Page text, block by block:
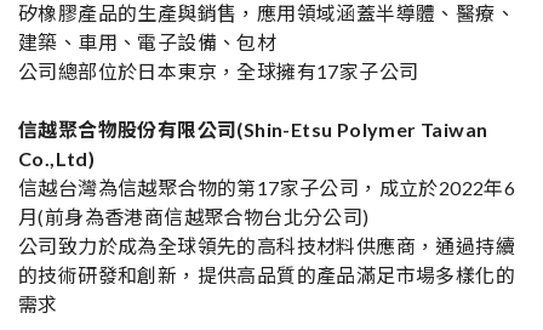
矽橡膠產品的生產與銷售，應用領域涵蓋半導體、醫療、
建築、車用、電子設備、包材
公司總部位於日本東京，全球擁有17家子公司
信越聚合物股份有限公司(Shin-Etsu Polymer Taiwan
Co.,Ltd)
信越台灣為信越聚合物的第17家子公司，成立於2022年6
月(前身為香港商信越聚合物台北分公司)
公司致力於成為全球領先的高科技材料供應商，通過持續
的技術研發和創新，提供高品質的產品滿足市場多樣化的
需求